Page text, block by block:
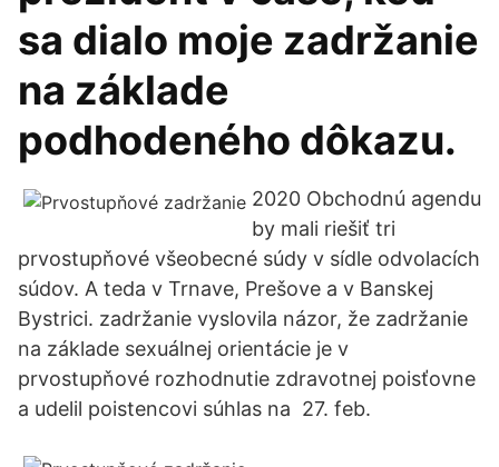
sa dialo moje zadržanie
na základe
podhodeného dôkazu.
2020 Obchodnú agendu
by mali riešiť tri
prvostupňové všeobecné súdy v sídle odvolacích
súdov. A teda v Trnave, Prešove a v Banskej
Bystrici. zadržanie vyslovila názor, že zadržanie
na základe sexuálnej orientácie je v
prvostupňové rozhodnutie zdravotnej poisťovne
a udelil poistencovi súhlas na 27. feb.